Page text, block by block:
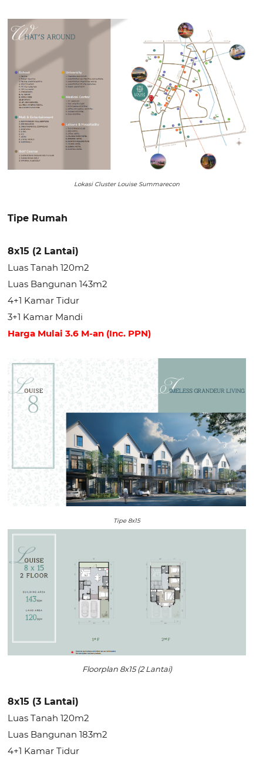
Lokasi Cluster Louise Summarecon
Tipe Rumah
8x15 (2 Lantai)
Luas Tanah 120m2
Luas Bangunan 143m2
4+1 Kamar Tidur
3+1 Kamar Mandi
Harga Mulai 3.6 M-an (Inc. PPN)
Tipe 8x15
Floorplan 8x15 (2 Lantai)
8x15 (3 Lantai)
Luas Tanah 120m2
Luas Bangunan 183m2
4+1 Kamar Tidur